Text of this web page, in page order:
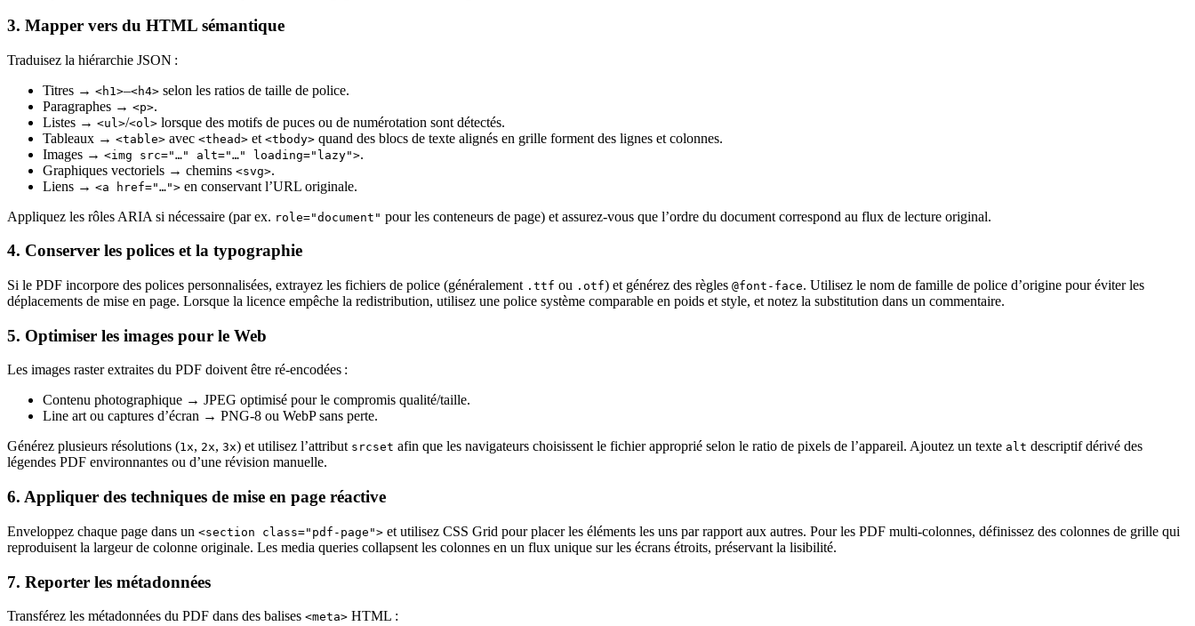
3. Mapper vers du HTML sémantique
Traduisez la hiérarchie JSON :
Titres → <h1>–<h4> selon les ratios de taille de police.
Paragraphes → <p>.
Listes → <ul>/<ol> lorsque des motifs de puces ou de numérotation sont détectés.
Tableaux → <table> avec <thead> et <tbody> quand des blocs de texte alignés en grille forment des lignes et colonnes.
Images → <img src="…" alt="…" loading="lazy">.
Graphiques vectoriels → chemins <svg>.
Liens → <a href="…"> en conservant l’URL originale.
Appliquez les rôles ARIA si nécessaire (par ex. role="document" pour les conteneurs de page) et assurez‑vous que l’ordre du document correspond au flux de lecture original.
4. Conserver les polices et la typographie
Si le PDF incorpore des polices personnalisées, extrayez les fichiers de police (généralement .ttf ou .otf) et générez des règles @font-face. Utilisez le nom de famille de police d’origine pour éviter les
déplacements de mise en page. Lorsque la licence empêche la redistribution, utilisez une police système comparable en poids et style, et notez la substitution dans un commentaire.
5. Optimiser les images pour le Web
Les images raster extraites du PDF doivent être ré‑encodées :
Contenu photographique → JPEG optimisé pour le compromis qualité/taille.
Line art ou captures d’écran → PNG‑8 ou WebP sans perte.
Générez plusieurs résolutions (1x, 2x, 3x) et utilisez l’attribut srcset afin que les navigateurs choisissent le fichier approprié selon le ratio de pixels de l’appareil. Ajoutez un texte alt descriptif dérivé des
légendes PDF environnantes ou d’une révision manuelle.
6. Appliquer des techniques de mise en page réactive
Enveloppez chaque page dans un <section class="pdf-page"> et utilisez CSS Grid pour placer les éléments les uns par rapport aux autres. Pour les PDF multi‑colonnes, définissez des colonnes de grille qui
reproduisent la largeur de colonne originale. Les media queries collapsent les colonnes en un flux unique sur les écrans étroits, préservant la lisibilité.
7. Reporter les métadonnées
Transférez les métadonnées du PDF dans des balises <meta> HTML :